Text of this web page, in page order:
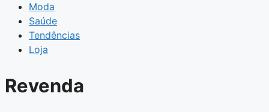
Moda
Saúde
Tendências
Loja
Revenda